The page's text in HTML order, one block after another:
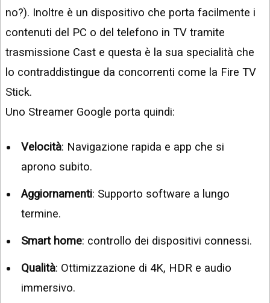
no?). Inoltre è un dispositivo che porta facilmente i
contenuti del PC o del telefono in TV tramite
trasmissione Cast e questa è la sua specialità che
lo contraddistingue da concorrenti come la Fire TV
Stick.
Uno Streamer Google porta quindi:
Velocità: Navigazione rapida e app che si
aprono subito.
Aggiornamenti: Supporto software a lungo
termine.
Smart home: controllo dei dispositivi connessi.
Qualità: Ottimizzazione di 4K, HDR e audio
immersivo.